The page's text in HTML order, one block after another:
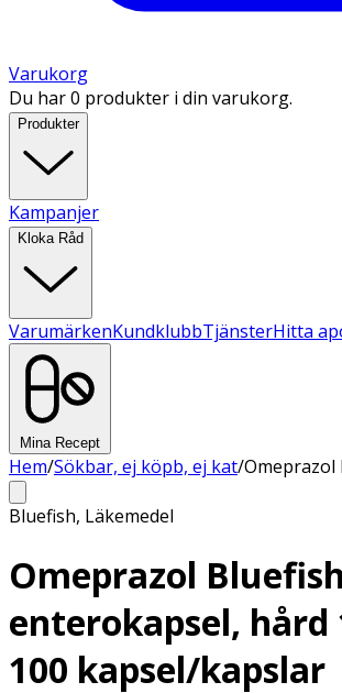
Varukorg
Du har 0 produkter i din varukorg.
Produkter
Kampanjer
Kloka Råd
VarumärkenKundklubbTjänsterHitta
Mina Recept
Hem/Sökbar, ej köpb, ej kat/Omeprazol
Bluefish, Läkemedel
Omeprazol
enterokapsel, hård
100 kapsel/kapslar